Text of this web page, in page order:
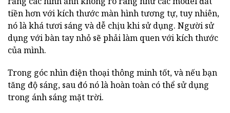
tiền hơn với kích thước màn hình tương tự, tuy nhiên,
nó là khá tươi sáng và dễ chịu khi sử dụng. Người sử
dụng với bàn tay nhỏ sẽ phải làm quen với kích thước
của mình.
Trong góc nhìn điện thoại thông minh tốt, và nếu bạn
tăng độ sáng, sau đó nó là hoàn toàn có thể sử dụng
trong ánh sáng mặt trời.